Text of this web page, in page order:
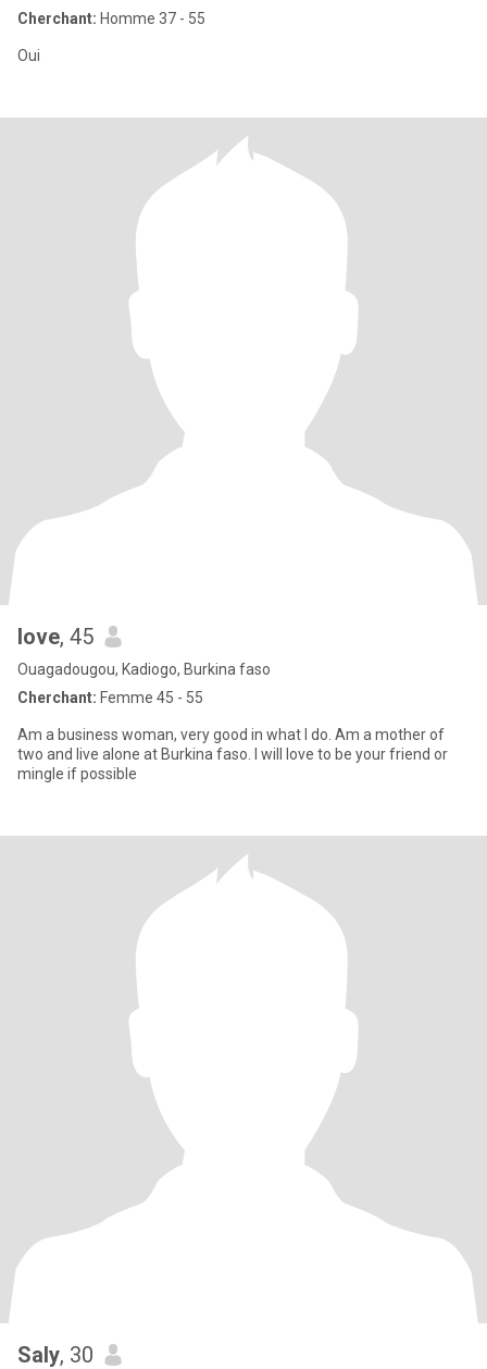
Cherchant: Homme 37 - 55
Oui
love, 45
Ouagadougou, Kadiogo, Burkina faso
Cherchant: Femme 45 - 55
Am a business woman, very good in what I do. Am a mother of
two and live alone at Burkina faso. I will love to be your friend or
mingle if possible
Saly, 30